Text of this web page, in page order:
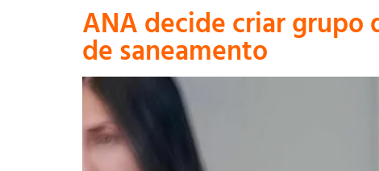
ANA decide criar grupo
de saneamento